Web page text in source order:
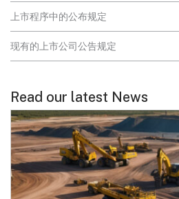
上市程序中的公布规定
现有的上市公司公告规定
Read our latest News